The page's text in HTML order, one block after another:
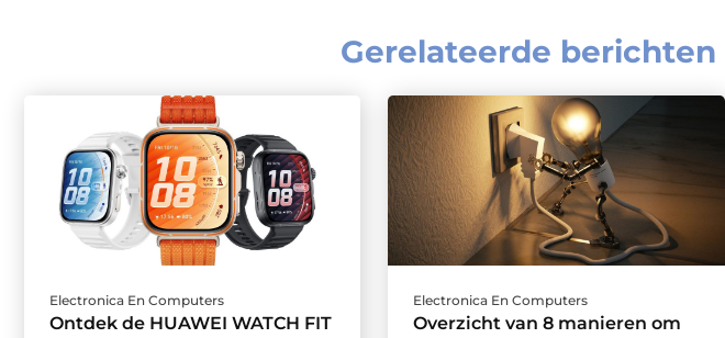
Gerelateerde berichten
Electronica En Computers
Ontdek de HUAWEI WATCH FIT
Electronica En Computers
Overzicht van 8 manieren om